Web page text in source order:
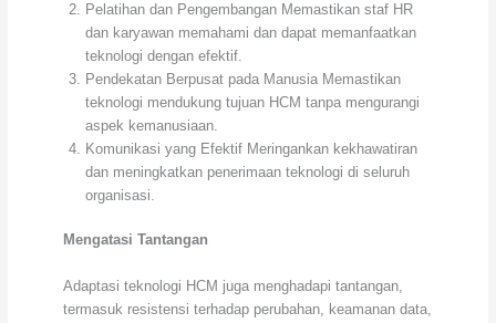
Pelatihan dan Pengembangan Memastikan staf HR
dan karyawan memahami dan dapat memanfaatkan
teknologi dengan efektif.
Pendekatan Berpusat pada Manusia Memastikan
teknologi mendukung tujuan HCM tanpa mengurangi
aspek kemanusiaan.
Komunikasi yang Efektif Meringankan kekhawatiran
dan meningkatkan penerimaan teknologi di seluruh
organisasi.
Mengatasi Tantangan
Adaptasi teknologi HCM juga menghadapi tantangan,
termasuk resistensi terhadap perubahan, keamanan data,